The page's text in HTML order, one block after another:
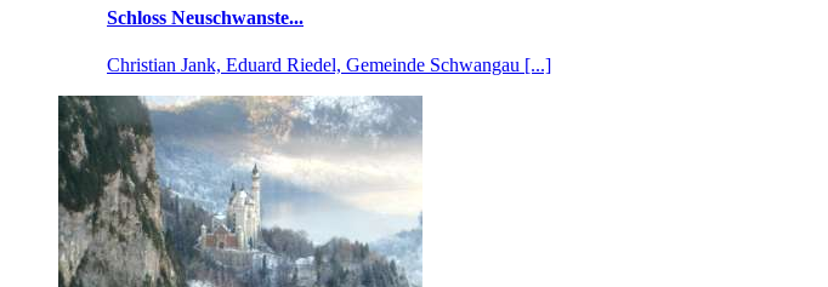
Schloss Neuschwanste...
Christian Jank, Eduard Riedel, Gemeinde Schwangau [...]